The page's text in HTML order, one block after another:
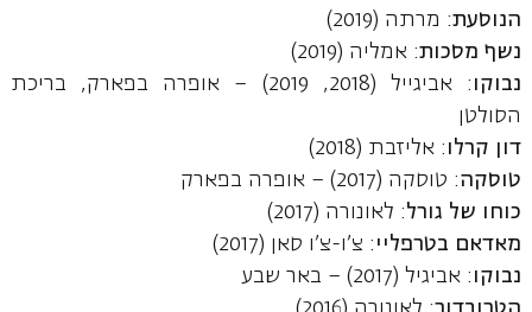
הנוסעת: מרתה (2019)
נשף מסכות: אמליה (2019)
נבוקו
: אביגייל (2018, 2019) – אופרה בפארק, בריכת
הסולטן
דון קרלו : אליזבת (2018)
טוסקה: טוסקה (2017) – אופרה בפארק
כוחו של גורל: לאונורה (2017)
מאדאם בטרפליי : צ'ו-צ'ו סאן (2017)
נבוקו : אביגיל (2017) – באר שבע